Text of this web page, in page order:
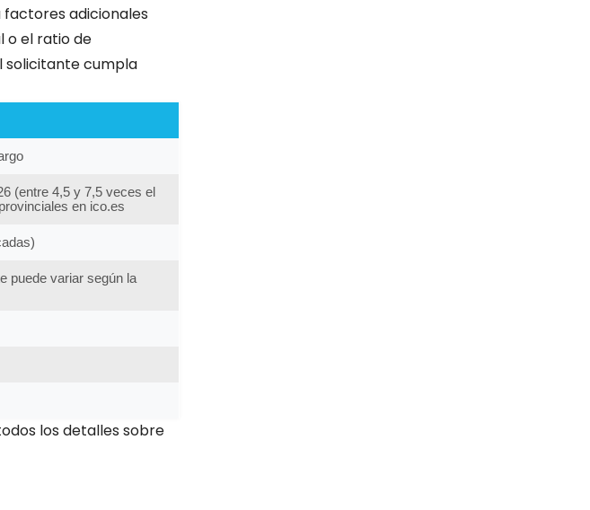
factores adicionales
o el ratio de
solicitante cumpla
(entre 4,5 y 7,5 veces el
en ico.es
puede variar según la
los detalles sobre